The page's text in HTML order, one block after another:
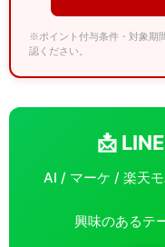
※ポイント付与条件・対象期
認ください。
📩
AI / マーケ / 楽天
興味のあるテ